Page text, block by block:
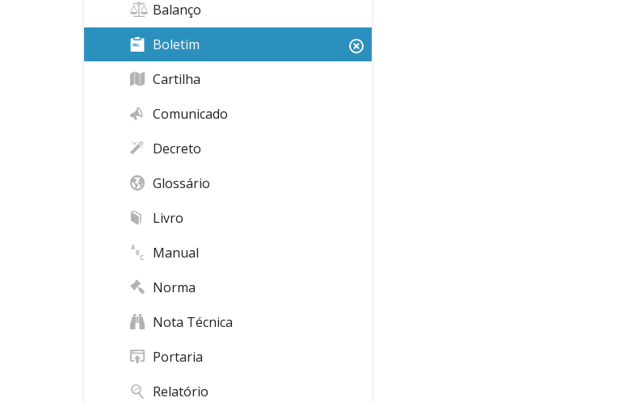
Balanço
Boletim
Cartilha
Comunicado
Decreto
Glossário
Livro
Manual
Norma
Nota Técnica
Portaria
Relatório